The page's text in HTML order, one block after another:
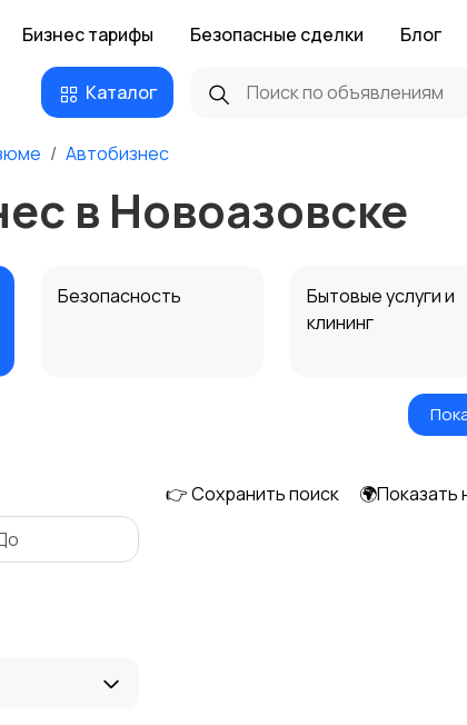
Бизнес тарифы Безопасные сделки Блог
Каталог
Автобизнес
в Новоазовске
Безопасность
Бытовые услуги и
клининг
Информационные
Начало карьеры
Рестораны и
👉 Сохранить поиск 🌍Показать